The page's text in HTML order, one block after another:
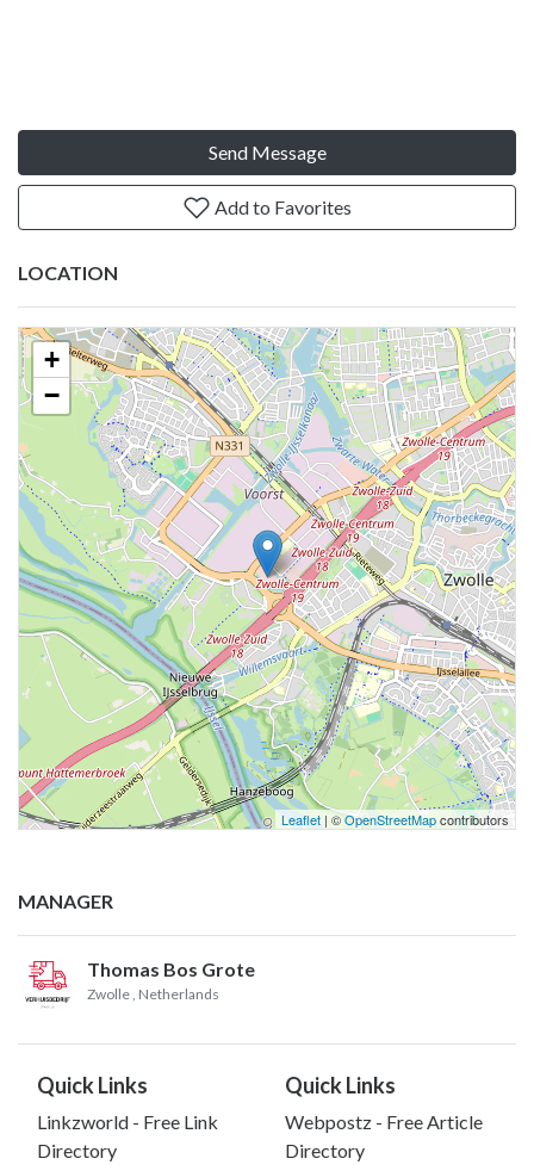
Send Message
Add to Favorites
LOCATION
+
−
Leaflet | ©OpenStreetMapcontributors
MANAGER
Thomas Bos Grote
Zwolle , Netherlands
Quick Links
Linkzworld - Free Link
Directory
Quick Links
Webpostz - Free Article
Directory